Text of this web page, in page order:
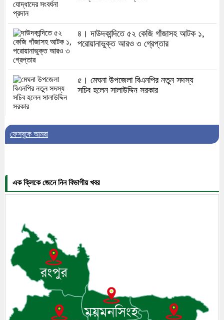
৪। দাউদকান্দিতে ৫২ কেজি গাঁজাসহ আটক ১,
পরোয়ানাভুক্ত আরও ৩ গ্রেপ্তার
৫। মেঘনা উপজেলা বিএনপির নতুন সদস্য
সচিব হলেন সালাউদ্দিন সরকার
৬। জেলা পুলিশ সুপার থেকে সম্মাননা পেলেন
৭। দাউদকান্দিতে উপজেলা আইন-শৃঙ্খলা
কমিটির মাসিক সভা অনুষ্ঠিত
নিলেন ড. খন্দকার মারুফ হোসেন
৯। মেঘনায় আইন-শৃঙ্খলা কমিটির মাসিক সভা
অনুষ্ঠিত
ফেসবুকে আমরা
এক ক্লিকে জেনে নিন বিভাগীয় খবর